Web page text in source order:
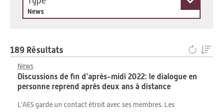
News
189 Résultats
News
Discussions de fin d’après-midi 2022: le dialogue en
personne reprend après deux ans à distance
L’AES garde un contact étroit avec ses membres. Les